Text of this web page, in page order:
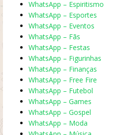
WhatsApp – Espiritismo
WhatsApp – Esportes
WhatsApp – Eventos
WhatsApp – Fãs
WhatsApp – Festas
WhatsApp – Figurinhas
WhatsApp – Finanças
WhatsApp – Free Fire
WhatsApp – Futebol
WhatsApp – Games
WhatsApp – Gospel
WhatsApp – Moda